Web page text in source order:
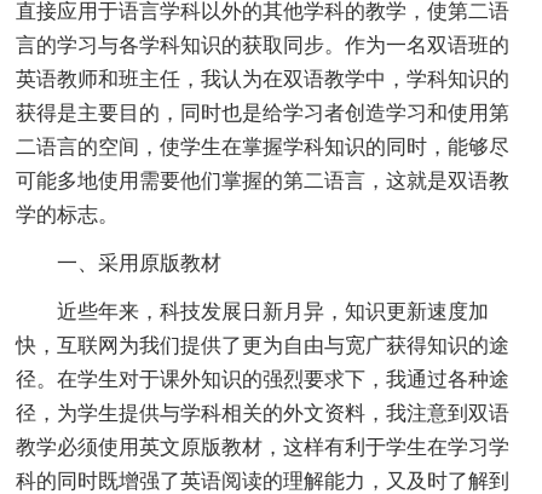
直接应用于语言学科以外的其他学科的教学，使第二语
言的学习与各学科知识的获取同步。作为一名双语班的
英语教师和班主任，我认为在双语教学中，学科知识的
获得是主要目的，同时也是给学习者创造学习和使用第
二语言的空间，使学生在掌握学科知识的同时，能够尽
可能多地使用需要他们掌握的第二语言，这就是双语教
学的标志。
一、采用原版教材
近些年来，科技发展日新月异，知识更新速度加
快，互联网为我们提供了更为自由与宽广获得知识的途
径。在学生对于课外知识的强烈要求下，我通过各种途
径，为学生提供与学科相关的外文资料，我注意到双语
教学必须使用英文原版教材，这样有利于学生在学习学
科的同时既增强了英语阅读的理解能力，又及时了解到